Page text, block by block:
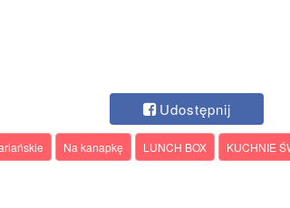
Udostępnij
Na kanapkę LUNCH BOX KUCHNIE